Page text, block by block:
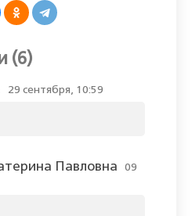
(6)
29 сентября, 10:59
Павловна
09